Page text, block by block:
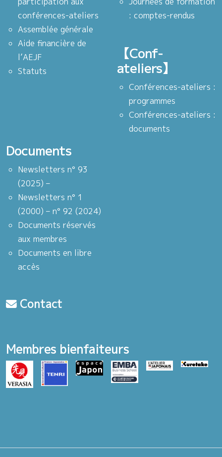
conférences-ateliers
Assemblée générale
Aide financière de
l’AEJF
Statuts
: comptes-rendus
【Conf-
ateliers】
Conférences-ateliers :
programmes
Conférences-ateliers :
documents
Documents
Newsletters n° 93
(2025) –
Newsletters n° 1
(2000) – n° 92 (2024)
Documents réservés
aux membres
Documents en libre
accès
Contact
Membres bienfaiteurs